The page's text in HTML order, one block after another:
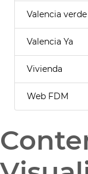
Valencia verde
Valencia Ya
Vivienda
Web FDM